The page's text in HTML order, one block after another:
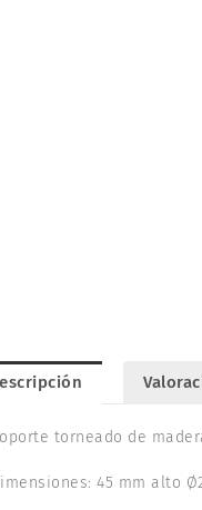
torneado de
45 mm alto